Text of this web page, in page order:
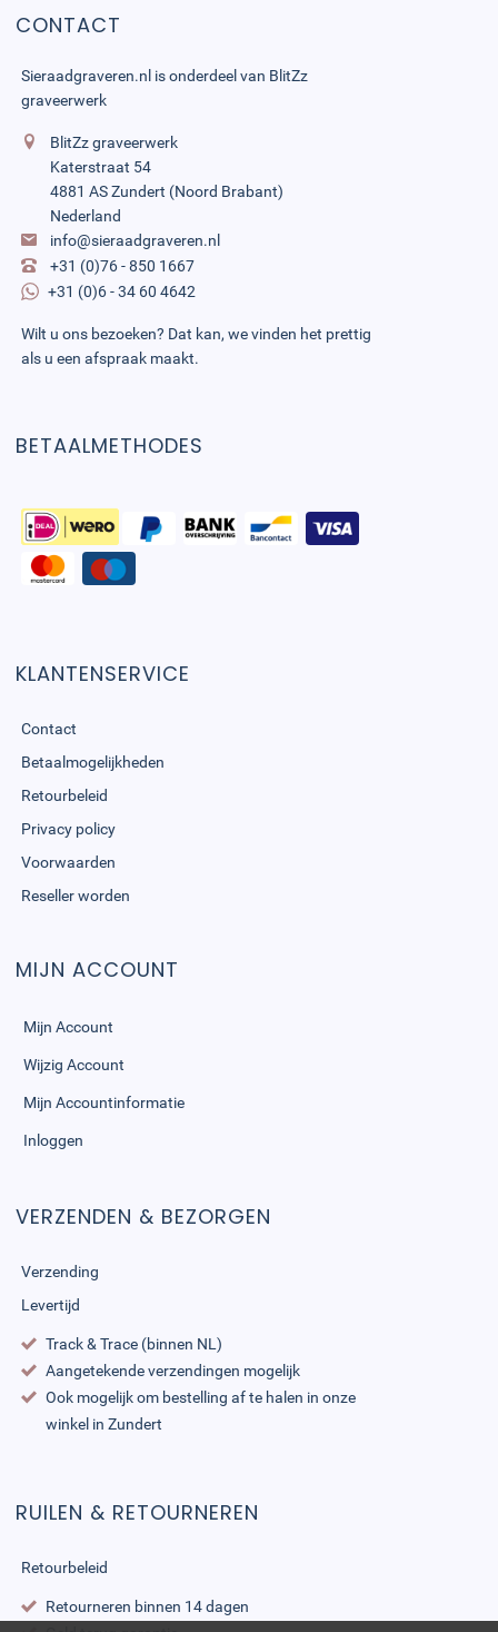
CONTACT
Sieraadgraveren.nl is onderdeel van BlitZz
graveerwerk
BlitZz graveerwerk
Katerstraat 54
4881 AS Zundert (Noord Brabant)
Nederland
info@sieraadgraveren.nl
+31 (0)76 - 850 1667
+31 (0)6 - 34 60 4642
Wilt u ons bezoeken? Dat kan, we vinden het prettig
als u een afspraak maakt.
BETAALMETHODES
KLANTENSERVICE
Contact
Betaalmogelijkheden
Retourbeleid
Privacy policy
Voorwaarden
Reseller worden
MIJN ACCOUNT
Mijn Account
Wijzig Account
Mijn Accountinformatie
Inloggen
VERZENDEN & BEZORGEN
Verzending
Levertijd
Track & Trace (binnen NL)
Aangetekende verzendingen mogelijk
Ook mogelijk om bestelling af te halen in onze
winkel in Zundert
RUILEN & RETOURNEREN
Retourbeleid
Retourneren binnen 14 dagen